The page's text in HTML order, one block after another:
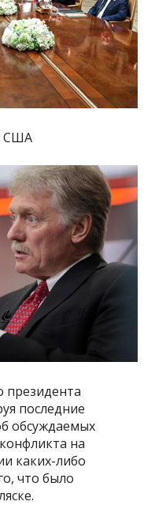
США
президента
последние
обсуждаемых
на
каких-либо
что было